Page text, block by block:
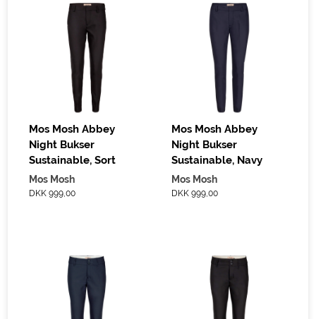
Mos Mosh Abbey
Night Bukser
Sustainable, Sort
Mos Mosh
DKK 999,00
Mos Mosh Abbey
Night Bukser
Sustainable, Navy
Mos Mosh
DKK 999,00